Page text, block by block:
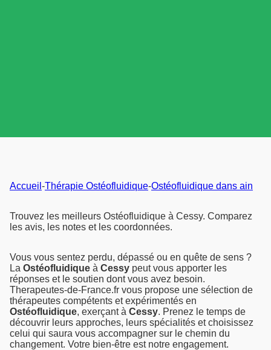
Accueil -Thérapie Ostéofluidique-Ostéofluidique dans ain
Trouvez les meilleurs Ostéofluidique à Cessy. Comparez
les avis, les notes et les coordonnées.
Vous vous sentez perdu, dépassé ou en quête de sens ?
La Ostéofluidique à Cessy peut vous apporter les
réponses et le soutien dont vous avez besoin.
Therapeutes-de-France.fr vous propose une sélection de
thérapeutes compétents et expérimentés en
Ostéofluidique, exerçant à Cessy. Prenez le temps de
découvrir leurs approches, leurs spécialités et choisissez
celui qui saura vous accompagner sur le chemin du
changement. Votre bien-être est notre engagement.